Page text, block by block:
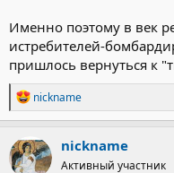
объект, который будет
При этом, если позволяет
управлять по старинке в
видеосвязи прямо в цель.
Испытания аппарата
поступать в войска.
http://alternathistory.ru/
Именно поэтому в век
истребителей-
пришлось вернуться к
Р
е
а
к
ц
и
nickname
nickname
Активный участник